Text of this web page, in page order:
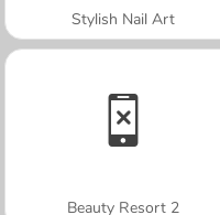
Stylish Nail Art
Beauty Resort 2